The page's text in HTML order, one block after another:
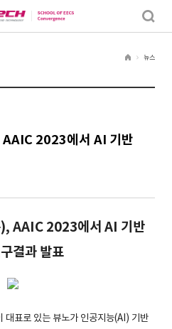
H
뉴스
2023에서 AI 기반
), AAIC 2023에서 AI 기반
결과 발표
표로 있는 뷰노가 인공지능(AI) 기반